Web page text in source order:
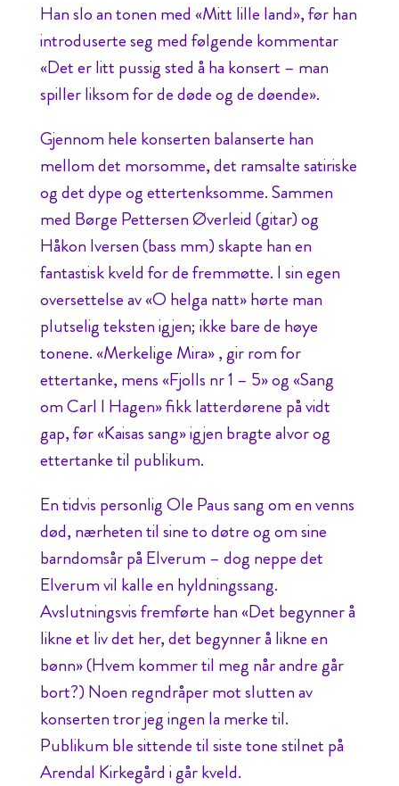
Han slo an tonen med «Mitt lille land», før han
introduserte seg med følgende kommentar
«Det er litt pussig sted å ha konsert – man
spiller liksom for de døde og de døende».
Gjennom hele konserten balanserte han
mellom det morsomme, det ramsalte satiriske
og det dype og ettertenksomme. Sammen
med Børge Pettersen Øverleid (gitar) og
Håkon Iversen (bass mm) skapte han en
fantastisk kveld for de fremmøtte. I sin egen
oversettelse av «O helga natt» hørte man
plutselig teksten igjen; ikke bare de høye
tonene. «Merkelige Mira» , gir rom for
ettertanke, mens «Fjolls nr 1 – 5» og «Sang
om Carl I Hagen» fikk latterdørene på vidt
gap, før «Kaisas sang» igjen bragte alvor og
ettertanke til publikum.
En tidvis personlig Ole Paus sang om en venns
død, nærheten til sine to døtre og om sine
barndomsår på Elverum – dog neppe det
Elverum vil kalle en hyldningssang.
Avslutningsvis fremførte han «Det begynner å
likne et liv det her, det begynner å likne en
bønn» (Hvem kommer til meg når andre går
bort?) Noen regndråper mot slutten av
konserten tror jeg ingen la merke til.
Publikum ble sittende til siste tone stilnet på
Arendal Kirkegård i går kveld.